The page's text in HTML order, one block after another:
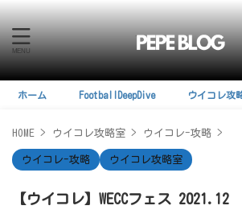
ホーム FootballDeepDive ウイコレ攻
HOME > ウイコレ攻略室 > ウイコレ-攻略 >
ウイコレ-攻略 ウイコレ攻略室
【ウイコレ】WECCフェス 2021.12